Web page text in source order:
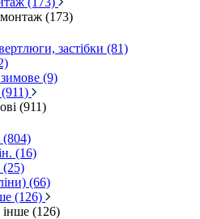
(173)
застібки (81)
(9)
(911)
(804)
(16)
(25)
(66)
(126)
інше (126)